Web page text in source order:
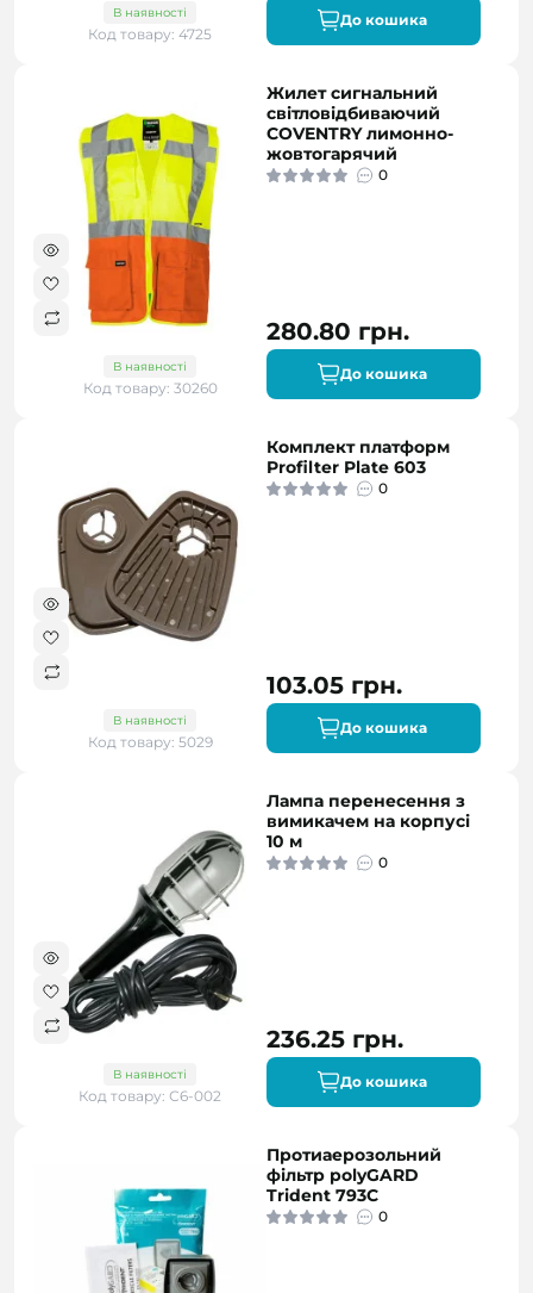
В наявності
Код товару: 4725
До кошика
В наявності
Код товару: 30260
Жилет сигнальний
світловідбиваючий
COVENTRY лимонно-
жовтогарячий
0
280.80 грн.
До кошика
В наявності
Код товару: 5029
Комплект платформ
Profilter Plate 603
0
103.05 грн.
До кошика
В наявності
Код товару: С6-002
Лампа перенесення з
вимикачем на корпусі
10 м
0
236.25 грн.
До кошика
Протиаерозольний
фільтр polyGARD
Trident 793С
0